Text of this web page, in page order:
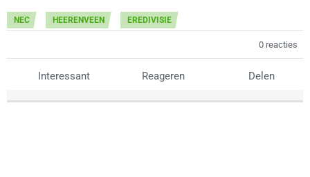
NEC HEERENVEEN EREDIVISIE
0 reacties
Interessant Reageren Delen